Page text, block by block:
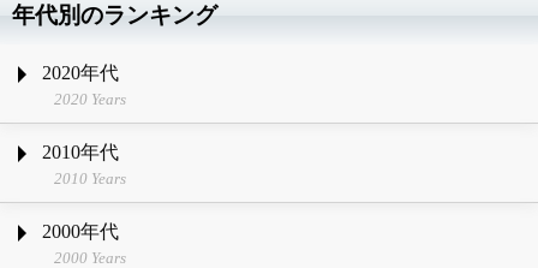
年代別のランキング
2020年代
2020 Years
2010年代
2010 Years
2000年代
2000 Years